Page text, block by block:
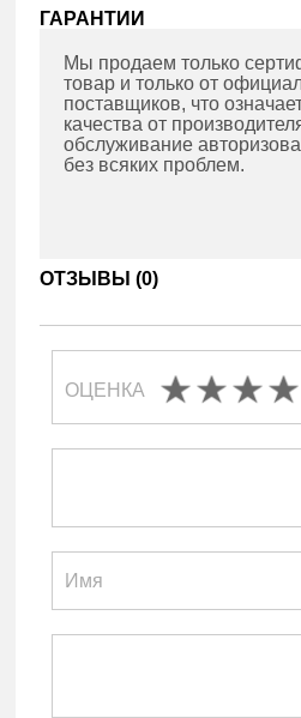
ГАРАНТИИ
Мы продаем только
товар и только от
поставщиков, что
качества от
обслуживание
без всяких проблем.
ОТЗЫВЫ (0)
ОЦЕНКА